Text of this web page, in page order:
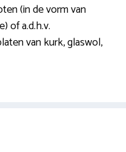
(in de vorm van
of a.d.h.v.
van kurk, glaswol,